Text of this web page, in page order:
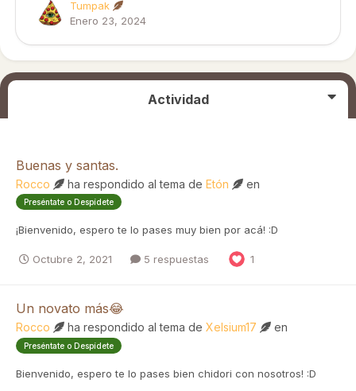
Tumpak
Enero 23, 2024
Actividad
Buenas y santas.
Rocco ha respondido al tema de Etón en
Preséntate o Despídete
¡Bienvenido, espero te lo pases muy bien por acá! :D
Octubre 2, 2021 5 respuestas 1
Un novato más😂
Rocco ha respondido al tema de Xelsium17 en
Preséntate o Despídete
Bienvenido, espero te lo pases bien chidori con nosotros! :D